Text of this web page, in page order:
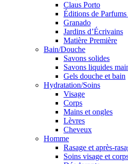
Claus Porto
Éditions de
Granado
Jardins d’Écrivains
Matière Première
Bain/Douche
Savons solides
Savons liquides
Gels douche et bain
Hydratation/Soins
Visage
Corps
Mains et ongles
Lèvres
Cheveux
Homme
Rasage et après-
Soins visage et